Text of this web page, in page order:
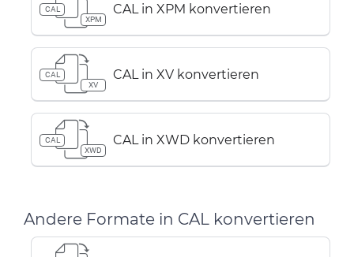
CAL
XPM
CAL in XPM konvertieren
CAL
XV
CAL in XV konvertieren
CAL
XWD
CAL in XWD konvertieren
Andere Formate in CAL konvertieren